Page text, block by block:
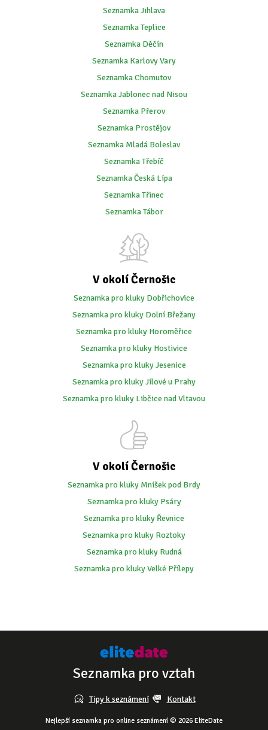
Seznamka Jihlava
Seznamka Teplice
Seznamka Děčín
Seznamka Karlovy Vary
Seznamka Chomutov
Seznamka Jablonec nad Nisou
Seznamka Přerov
Seznamka Prostějov
Seznamka Mladá Boleslav
Seznamka Třebíč
Seznamka Česká Lípa
Seznamka Třinec
Seznamka Tábor
V okolí Černošic
Seznamka pro kluky Dobřichovice
Seznamka pro kluky Dolní Břežany
Seznamka pro kluky Horoměřice
Seznamka pro kluky Hostivice
Seznamka pro kluky Jesenice
Seznamka pro kluky Jílové u Prahy
Seznamka pro kluky Libčice nad Vltavou
V okolí Černošic
Seznamka pro kluky Mníšek pod Brdy
Seznamka pro kluky Psáry
Seznamka pro kluky Řevnice
Seznamka pro kluky Roztoky
Seznamka pro kluky Rudná
Seznamka pro kluky Velké Přílepy
Seznamka pro vztah
Tipy k seznámení Kontakt
Nejlepší seznamka pro online seznámení © 2026 EliteDate